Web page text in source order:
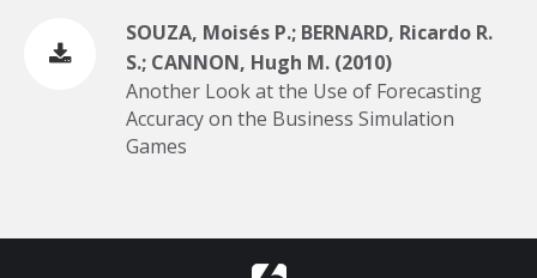
SOUZA, Moisés P.; BERNARD, Ricardo R.
S.; CANNON, Hugh M. (2010)
Another Look at the Use of Forecasting
Accuracy on the Business Simulation
Games